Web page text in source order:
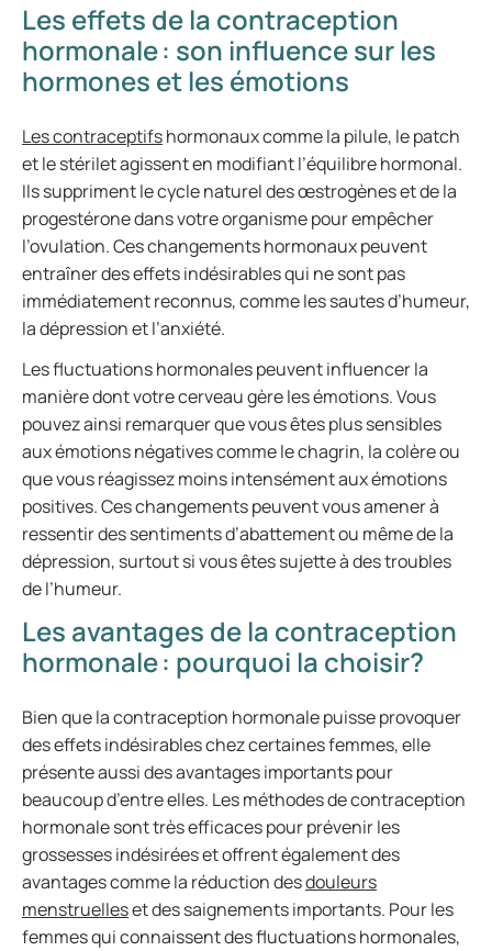
Les effets de la contraception
hormonale : son influence sur les
hormones et les émotions
Les contraceptifshormonaux comme la pilule, le patch
et le stérilet agissent en modifiant l’équilibre hormonal.
Ils suppriment le cycle naturel des œstrogènes et de la
progestérone dans votre organisme pour empêcher
l’ovulation. Ces changements hormonaux peuvent
entraîner des effets indésirables qui ne sont pas
immédiatement reconnus, comme les sautes d’humeur,
la dépression et l’anxiété.
Les fluctuations hormonales peuvent influencer la
manière dont votre cerveau gère les émotions. Vous
pouvez ainsi remarquer que vous êtes plus sensibles
aux émotions négatives comme le chagrin, la colère ou
que vous réagissez moins intensément aux émotions
positives. Ces changements peuvent vous amener à
ressentir des sentiments d’abattement ou même de la
dépression, surtout si vous êtes sujette à des troubles
de l’humeur.
Les avantages de la contraception
hormonale : pourquoi la choisir?
Bien que la contraception hormonale puisse provoquer
des effets indésirables chez certaines femmes, elle
présente aussi des avantages importants pour
beaucoup d’entre elles. Les méthodes de contraception
hormonale sont très efficaces pour prévenir les
grossesses indésirées et offrent également des
avantages comme la réduction desdouleurs
menstruelleset des saignements importants. Pour les
femmes qui connaissent des fluctuations hormonales,